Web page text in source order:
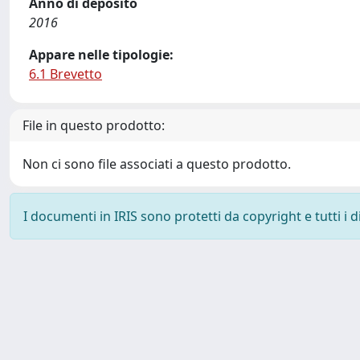
2016
Appare nelle tipologie:
6.1 Brevetto
File in questo prodotto:
Non ci sono file associati a questo prodotto.
I documenti in IRIS sono protetti da copyright e tutti i